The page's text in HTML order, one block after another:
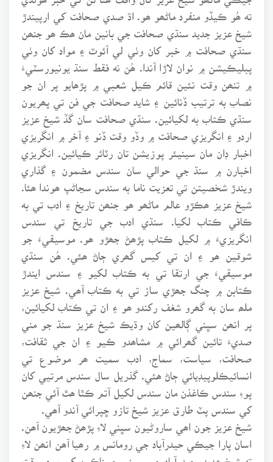
ته ھُو ڪيڏو منفرد ماڻھو ھو. اڌ صدي صحافت کي ارپيندڙ
شيخ عزيز جديد سنڌي صحافت جي بانين مان ھڪ ھو جنھن
سنڌي صحافت ۾ خبر کان وٺي لي آئوٽ ۽ مواد کان وٺي
پبليڪيشن ۾ نوان لاڙا آندا. ھُن نه فقط سنڌ يونيورسٽيءَ
۾ تنھن وقت نئين قائم ڪيل شعبي ۾ پڙھايو پر ان جو
نصاب به ترتيب ڏنائين ۽ شايد صحافت جي فن تي پھريون
سنڌي ڪتاب به لکيائين. سنڌي صحافت سان گڏ شيخ عزيز
اردو ۽ انگريزي صحافت ۾ وڏو وقت ڏنو ۽ آخر ۾ انگريزي
اخبار ڊان مان سينيئر پوزيشن تان رٽائر ڪيائين. انگريزي
اخبارن ۾ سنڌ جي حوالي سان سندس مضمون ۽ گذاري
ويندڙ شخصيتن تي تعزيت ناما به سندس سڃاڻپ ھوندا ھئا.
شيخ عزيز ھڪڙو عالم ماڻھو ھو جنھن تاريخ ۽ ادب تي به
ڪافي ڪتاب لکيا. سنڌي ادب جي تاريخ تي سندس
انگريزيءَ ۾ لکيل ڪتاب پڙھڻ جھڙو ھو. موسيقيءَ جو
شوقين ھو ۽ ان تي کيس گھري ڄاڻ ھئي. ھُن سنڌي
موسيقيءَ جي ارتقا تي به ڪتاب لکيو ۽ سندس ايندڙ
ڪتابن ۾ چنگ جھڙي ساز تي به ڪتاب آھي. شيخ عزيز
ملھ سان به گھرو شغف رکندو ھو ۽ ان تي ڪتاب لکيائين،
پر انھن سڀني ڳالھين کان وڌيڪ شيخ عزيز سنڌ جو مني
صديءَ تائين گھرائي ۾ مشاھدو ڪيو ۽ ان جي ثقافت،
صحافت، سياست، سماج، ادب سميت ھر موضوع تي
انسائيڪلوپيڊيائي ڄاڻ ھئي. گذريل سال سندس مرتيي کان
پوءِ سندس ڪاغذن مان سندس لکيل آتم ڪٿا ھٿ آئي جنھن
کي سندس پٽ طارق عزيز شيخ تازو ڇپرائي آندو آھي.
شيخ عزيز جون اھي ساروڻيون سڀني لاءِ پڙھڻ جھڙيون آھن.
اسان پارا جيڪي حيدرآباد جي رومانس ۾ رھيا آھن انھن لاءِ
ته شيخ عزيز، حيدرآباد جي سڀني حسناڪين کي وري وقت